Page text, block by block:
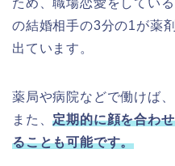
の結婚相手の3分の1が薬
出ています。
薬局や病院などで働けば
また、定期的に顔を合わ
ることも可能です。